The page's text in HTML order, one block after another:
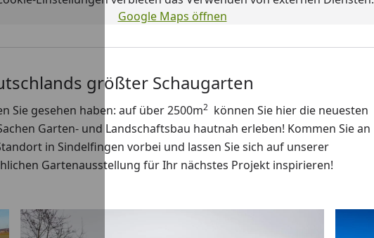
Google Maps öffnen
größter Schaugarten
Sie gesehen haben: auf über 2500m2 können Sie hier die neuesten
Garten- und Landschaftsbau hautnah erleben! Kommen Sie an
in Sindelfingen vorbei und lassen Sie sich auf unserer
Gartenausstellung für Ihr nächstes Projekt inspirieren!